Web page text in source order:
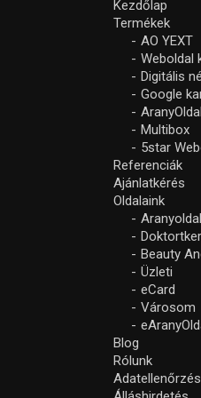
Kezdőlap
Termékek
AO YEXT
Weboldal
Digitális
Google
Multibox
5star
Referenciák
Ajánlatkérés
Oldalaink
Beauty
Üzleti
eCard
Városom
Blog
Rólunk
Adatellenőrzés